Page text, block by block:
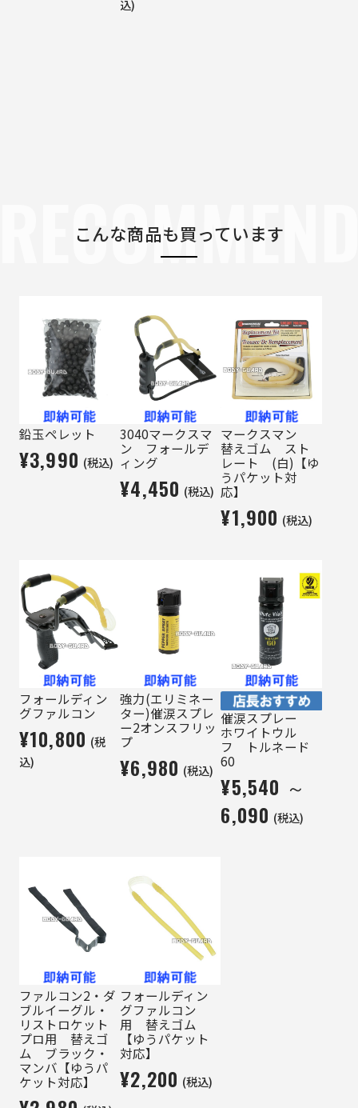
込)
こんな商品も買っています
鉛玉ペレット
¥3,990 (税込)
3040マークスマ
ン フォールデ
ィング
¥4,450 (税込)
マークスマン
替えゴム スト
レート (白)【ゆ
うパケット対
応】
¥1,900 (税込)
フォールディン
グファルコン
¥10,800 (税
込)
強力(エリミネー
ター)催涙スプレ
ー2オンスフリッ
プ
¥6,980 (税込)
催涙スプレー
ホワイトウル
フ トルネード
60
¥5,540 ～
6,090 (税込)
ファルコン2・ダ
ブルイーグル・
リストロケット
プロ用 替えゴ
ム ブラック・
マンバ【ゆうパ
ケット対応】
フォールディン
グファルコン
用 替えゴム
【ゆうパケット
対応】
¥2,200 (税込)